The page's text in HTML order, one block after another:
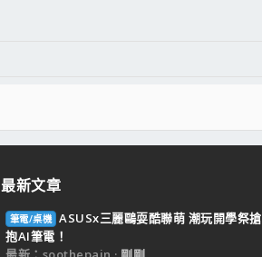
最新文章
筆電/桌機 ASUSx三麗鷗耍酷聯萌 潮玩開學祭搶
抱AI筆電！